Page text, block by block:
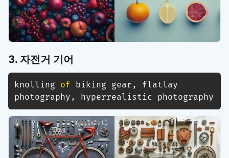
3. 자전거 기어
knolling of biking gear ,
flatlay
photography , hyperrealistic photography